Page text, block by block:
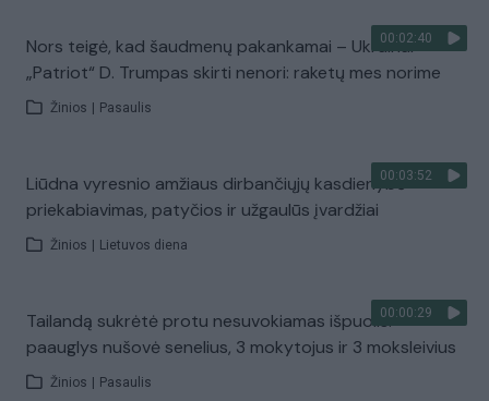
00:02:40
Nors teigė, kad šaudmenų pakankamai – Ukrainai
„Patriot“ D. Trumpas skirti nenori: raketų mes norime
Žinios Pasaulis
00:03:52
Liūdna vyresnio amžiaus dirbančiųjų kasdienybė –
priekabiavimas, patyčios ir užgaulūs įvardžiai
Žinios Lietuvos diena
00:00:29
Tailandą sukrėtė protu nesuvokiamas išpuolis:
paauglys nušovė senelius, 3 mokytojus ir 3 moksleivius
Žinios Pasaulis